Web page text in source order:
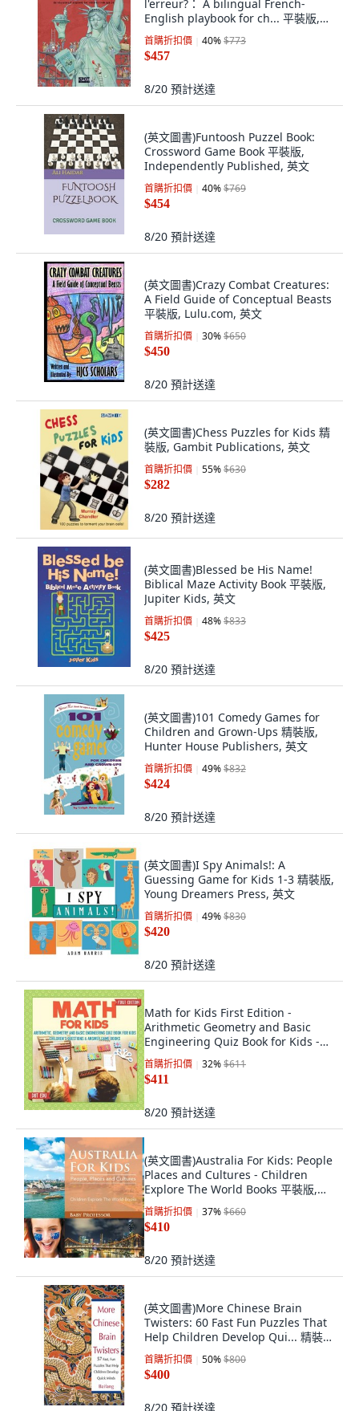
l'erreur?： A bilingual French-
English playbook for ch... 平裝版,
Createspace Independent Pub...,
英文
首購折扣價 40%$773
$457
8/20 預計送達
(英文圖書)Funtoosh Puzzel Book:
Crossword Game Book 平裝版,
Independently Published, 英文
首購折扣價 40%$769
$454
8/20 預計送達
(英文圖書)Crazy Combat Creatures:
A Field Guide of Conceptual Beasts
平裝版, Lulu.com, 英文
首購折扣價 30%$650
$450
8/20 預計送達
(英文圖書)Chess Puzzles for Kids 精
裝版, Gambit Publications, 英文
首購折扣價 55%$630
$282
8/20 預計送達
(英文圖書)Blessed be His Name!
Biblical Maze Activity Book 平裝版,
Jupiter Kids, 英文
首購折扣價 48%$833
$425
8/20 預計送達
(英文圖書)101 Comedy Games for
Children and Grown-Ups 精裝版,
Hunter House Publishers, 英文
首購折扣價 49%$832
$424
8/20 預計送達
(英文圖書)I Spy Animals!: A
Guessing Game for Kids 1-3 精裝版,
Young Dreamers Press, 英文
首購折扣價 49%$830
$420
8/20 預計送達
Math for Kids First Edition -
Arithmetic Geometry and Basic
Engineering Quiz Book for Kids -
Childr... 平裝版, Dot Edu, 英文
首購折扣價 32%$611
$411
8/20 預計送達
(英文圖書)Australia For Kids: People
Places and Cultures - Children
Explore The World Books 平裝版,
Baby Professor, 英文
首購折扣價 37%$660
$410
8/20 預計送達
(英文圖書)More Chinese Brain
Twisters: 60 Fast Fun Puzzles That
Help Children Develop Qui... 精裝
版, Trade Paper Press, 英文
首購折扣價 50%$800
$400
8/20 預計送達